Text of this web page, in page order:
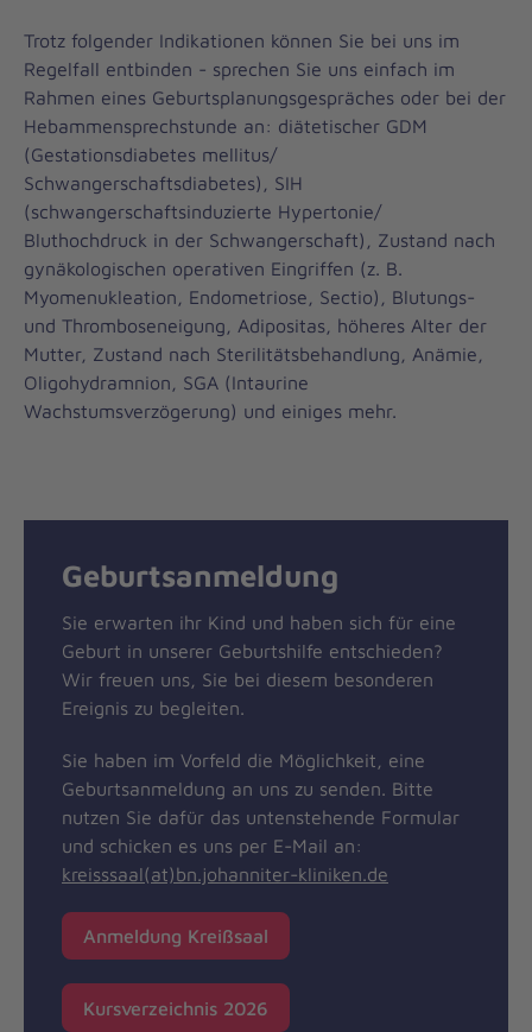
Trotz folgender Indikationen können Sie bei uns im
Regelfall entbinden - sprechen Sie uns einfach im
Rahmen eines Geburtsplanungsgespräches oder bei der
Hebammensprechstunde an: diätetischer GDM
(Gestationsdiabetes mellitus/
Schwangerschaftsdiabetes), SIH
(schwangerschaftsinduzierte Hypertonie/
Bluthochdruck in der Schwangerschaft), Zustand nach
gynäkologischen operativen Eingriffen (z. B.
Myomenukleation, Endometriose, Sectio), Blutungs-
und Thromboseneigung, Adipositas, höheres Alter der
Mutter, Zustand nach Sterilitätsbehandlung, Anämie,
Oligohydramnion, SGA (Intaurine
Wachstumsverzögerung) und einiges mehr.
Geburtsanmeldung
Sie erwarten ihr Kind und haben sich für eine
Geburt in unserer Geburtshilfe entschieden?
Wir freuen uns, Sie bei diesem besonderen
Ereignis zu begleiten.
Sie haben im Vorfeld die Möglichkeit, eine
Geburtsanmeldung an uns zu senden. Bitte
nutzen Sie dafür das untenstehende Formular
und schicken es uns per E-Mail an:
kreisssaal(at)bn.johanniter-kliniken.de
Anmeldung Kreißsaal
Kursverzeichnis 2026